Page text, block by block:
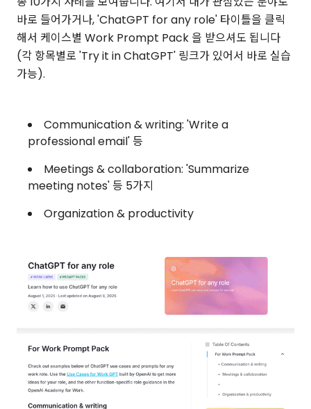
바로 들어가거나, 'ChatGPT for any role' 타이틀을 클릭
해서 케이스별 Work Prompt Pack 을 받으셔도 됩니다
(각 항목별로 'Try it in ChatGPT' 링크가 있어서 바로 실습
가능).
Communication & writing: 'Write a
professional email' 등
Meetings & collaboration: 'Summarize
meeting notes' 등 5가지
Organization & productivity